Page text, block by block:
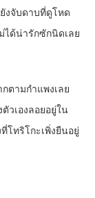
งจับดาบที่ดูโหด
ได้น่ารักซักนิดเลย
ตามกำแพงเลย
วเองลอยอยู่ใน
โทริโกะเพิ่งยืนอยู่